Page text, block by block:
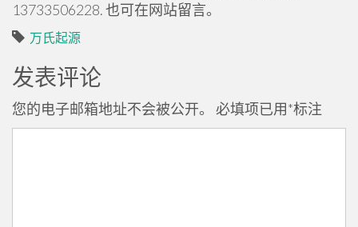
13733506228. 也可在网站留言。
万氏起源
发表评论
您的电子邮箱地址不会被公开。 必填项已用*标注